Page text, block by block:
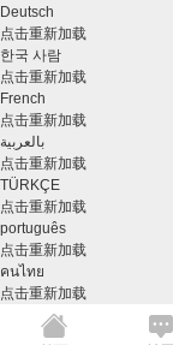
Deutsch
点击重新加载
한국 사람
点击重新加载
French
点击重新加载
بالعربية
点击重新加载
TÜRKÇE
点击重新加载
português
点击重新加载
คนไทย
点击重新加载